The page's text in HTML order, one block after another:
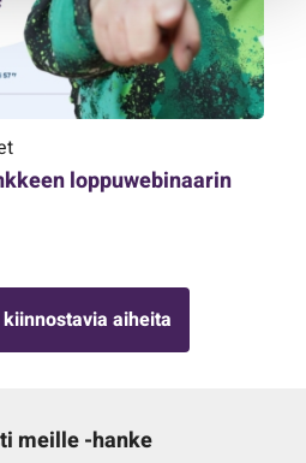
loppuwebinaarin
aiheita
meille -hanke